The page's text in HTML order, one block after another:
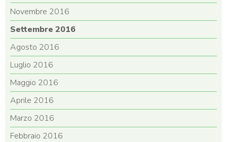
Novembre 2016
Settembre 2016
Agosto 2016
Luglio 2016
Maggio 2016
Aprile 2016
Marzo 2016
Febbraio 2016